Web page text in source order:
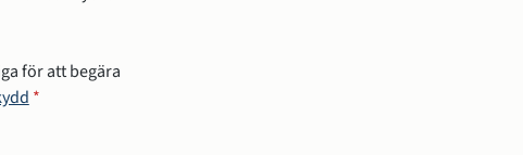
för att begära
*